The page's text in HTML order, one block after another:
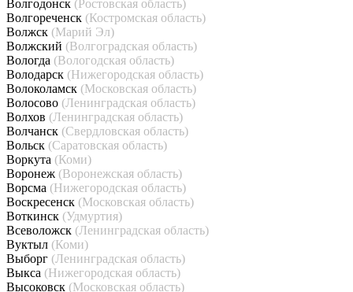
Волгодонск (Ростовская область)
Волгореченск (Костромская область)
Волжск (Марий Эл)
Волжский (Волгоградская область)
Вологда (Вологодская область)
Володарск (Нижегородская область)
Волоколамск (Московская область)
Волосово (Ленинградская область)
Волхов (Ленинградская область)
Волчанск (Свердловская область)
Вольск (Саратовская область)
Воркута (Коми)
Воронеж (Воронежская область)
Ворсма (Нижегородская область)
Воскресенск (Московская область)
Воткинск (Удмуртия)
Всеволожск (Ленинградская область)
Вуктыл (Коми)
Выборг (Ленинградская область)
Выкса (Нижегородская область)
Высоковск (Московская область)